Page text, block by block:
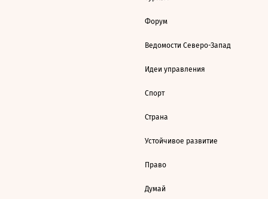
Форум
Ведомости Северо-Запад
Идеи управления
Спорт
Страна
Устойчивое развитие
Право
Думай